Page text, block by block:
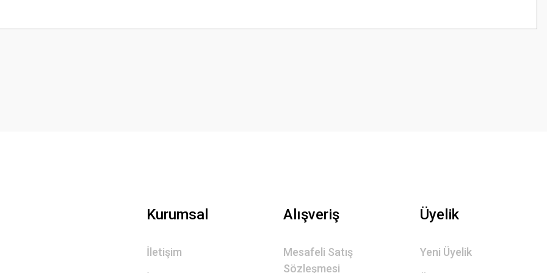
Kurumsal
İletişim
Alışveriş
Mesafeli Satış
Sözleşmesi
Üyelik
Yeni Üyelik